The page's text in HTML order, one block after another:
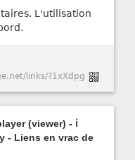
L'utilisation
links/?1xXdpg
(viewer) - ℹ️
- Liens en vrac de